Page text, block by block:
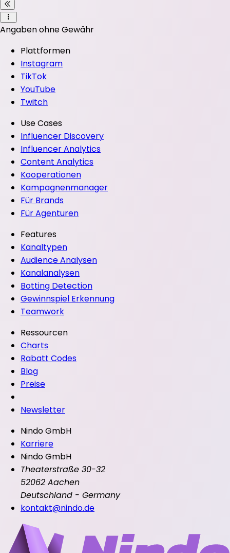
Angaben ohne Gewähr
Plattformen
Instagram
TikTok
YouTube
Twitch
Use Cases
Influencer Discovery
Influencer Analytics
Content Analytics
Kooperationen
Kampagnenmanager
Für Brands
Für Agenturen
Features
Kanaltypen
Audience Analysen
Kanalanalysen
Botting Detection
Gewinnspiel Erkennung
Teamwork
Ressourcen
Charts
Rabatt Codes
Blog
Preise
Newsletter
Nindo GmbH
Karriere
Nindo GmbH
Theaterstraße 30-32
52062 Aachen
Deutschland - Germany
kontakt@nindo.de